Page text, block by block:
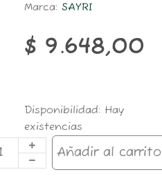
Marca:SAYRI
$ 9.648,00
Disponibilidad: Hay
existencias
TAB.SAYRI
30GR
CLARO
cantidad
Añadir al carrito